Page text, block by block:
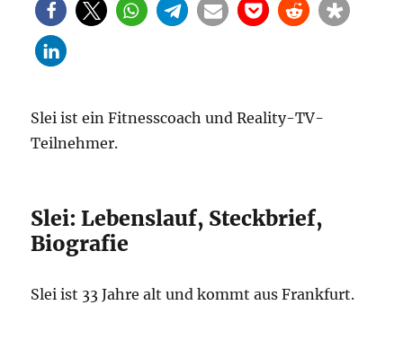
Slei ist ein Fitnesscoach und Reality-TV-
Teilnehmer.
Slei: Lebenslauf, Steckbrief,
Biografie
Slei ist 33 Jahre alt und kommt aus Frankfurt.